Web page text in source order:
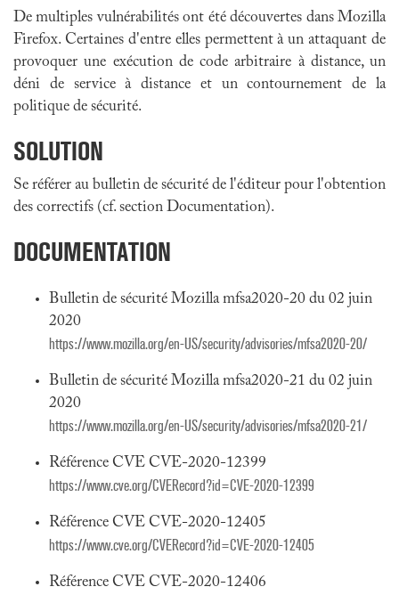
De multiples vulnérabilités ont été découvertes dans Mozilla
Firefox. Certaines d'entre elles permettent à un attaquant de
provoquer une exécution de code arbitraire à distance, un
déni de service à distance et un contournement de la
politique de sécurité.
SOLUTION
Se référer au bulletin de sécurité de l'éditeur pour l'obtention
des correctifs (cf. section Documentation).
DOCUMENTATION
Bulletin de sécurité Mozilla mfsa2020-20 du 02 juin
2020
https://www.mozilla.org/en-US/security/advisories/mfsa2020-20/
Bulletin de sécurité Mozilla mfsa2020-21 du 02 juin
2020
https://www.mozilla.org/en-US/security/advisories/mfsa2020-21/
Référence CVE CVE-2020-12399
https://www.cve.org/CVERecord?id=CVE-2020-12399
Référence CVE CVE-2020-12405
https://www.cve.org/CVERecord?id=CVE-2020-12405
Référence CVE CVE-2020-12406